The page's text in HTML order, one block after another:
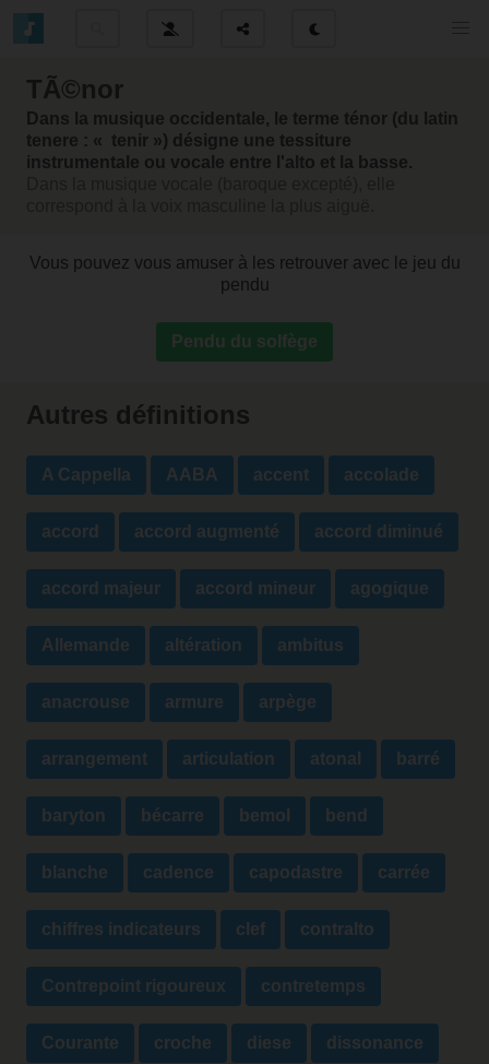
TÃ©nor
Dans la musique occidentale, le terme ténor (du latin
tenere : « tenir ») désigne une tessiture
instrumentale ou vocale entre l'alto et la basse.
Vous pouvez vous amuser à les retrouver avec le jeu du
pendu
Pendu du solfège
Autres définitions
A Cappella AABA accent accolade
accord accord augmenté accord diminué
accord majeur accord mineur agogique
Allemande altération ambitus
anacrouse armure arpège
arrangement articulation atonal barré
baryton bécarre bemol bend
blanche cadence capodastre carrée
chiffres indicateurs clef contralto
Contrepoint rigoureux contretemps
Courante croche diese dissonance